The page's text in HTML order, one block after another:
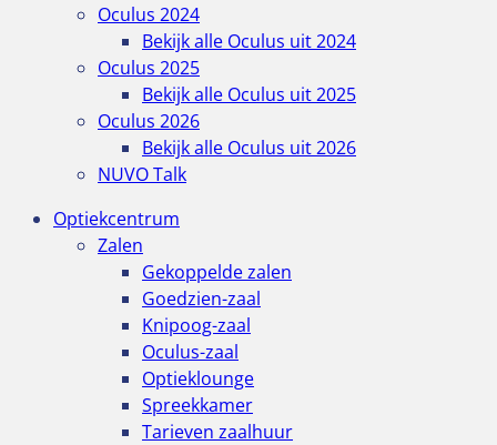
Oculus 2024
Bekijk alle Oculus uit 2024
Oculus 2025
Bekijk alle Oculus uit 2025
Oculus 2026
Bekijk alle Oculus uit 2026
NUVO Talk
Optiekcentrum
Zalen
Gekoppelde zalen
Goedzien-zaal
Knipoog-zaal
Oculus-zaal
Optieklounge
Spreekkamer
Tarieven zaalhuur